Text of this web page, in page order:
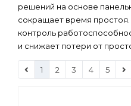
решений на основе
сокращает время
контроль
и снижает потери от
1 2 3 4 5